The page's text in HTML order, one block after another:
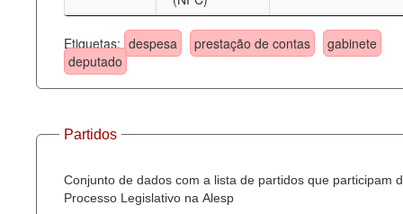
Etiquetas: despesa prestação de contas
gabinete
deputado
Partidos
Conjunto de dados com a lista de partidos que participam
Processo Legislativo na Alesp